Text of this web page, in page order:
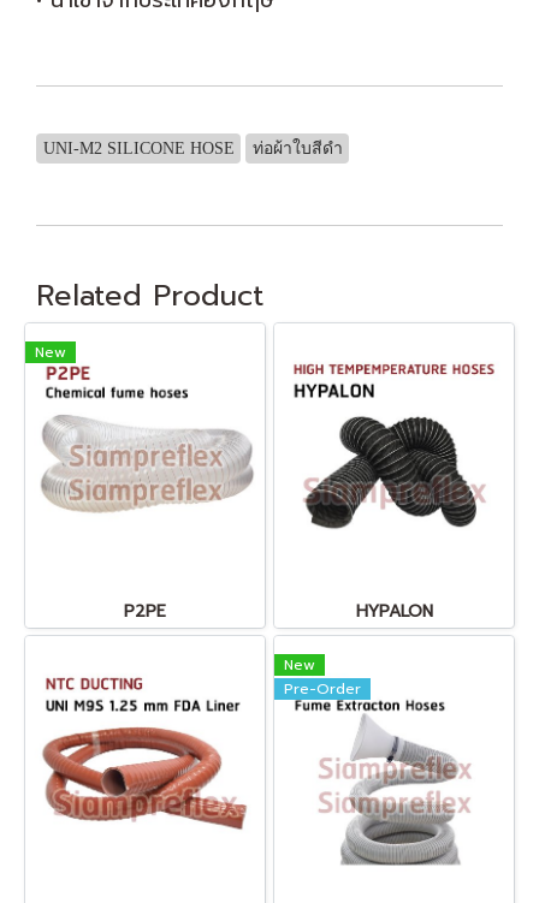
UNI-M2 SILICONE HOSE ท่อผ้าใบสีดำ
Related Product
New
P2PE HYPALON
New
Pre-Order